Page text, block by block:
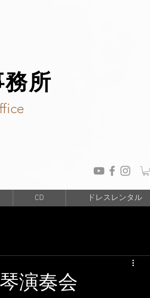
所
CD ドレスレンタル
演奏会